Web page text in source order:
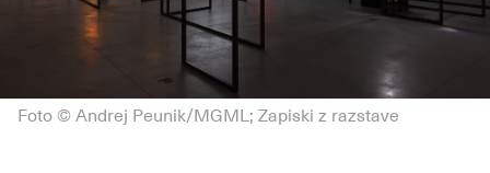
Foto © Andrej Peunik/MGML; Zapiski z razstave